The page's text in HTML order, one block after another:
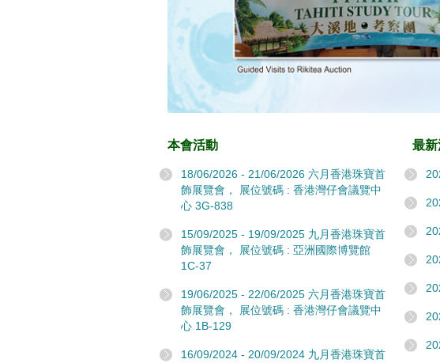
本會活動
18/06/2026 - 21/06/2026 六月香港珠寶首
飾展覽會， 展位號碼 : 香港灣仔會議覽中
心 3G-838
15/09/2025 - 19/09/2025 九月香港珠寶首
飾展覽會， 展位號碼 : 亞洲國際博覽館
1C-37
19/06/2025 - 22/06/2025 六月香港珠寶首
飾展覽會， 展位號碼 : 香港灣仔會議覽中
心 1B-129
16/09/2024 - 20/09/2024 九月香港珠寶首
最新